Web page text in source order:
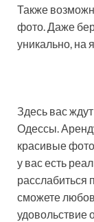
Также
фото. Даже
уникально, на
Здесь вас
Одессы.
красивые
у вас есть
расслабиться
сможете
удовольствие